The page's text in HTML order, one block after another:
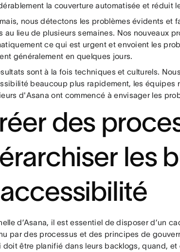
la couverture automatisée et réduit
nous détectons les problèmes évidents et
au lieu de plusieurs semaines. Nos nouveaux
ce qui est urgent et envoient les
généralement en quelques jours.
sont à la fois techniques et culturels.
beaucoup plus rapidement, les équipes
d'Asana ont commencé à envisager les
des
les
d’Asana, il est essentiel de disposer d’un
par des processus et des principes de
doit être planifié dans leurs backlogs, quand,